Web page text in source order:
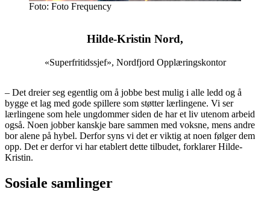
Foto: Foto Frequency
Hilde-Kristin Nord,
«Superfritidssjef», Nordfjord Opplæringskontor
– Det dreier seg egentlig om å jobbe best mulig i alle ledd og å
bygge et lag med gode spillere som støtter lærlingene. Vi ser
lærlingene som hele ungdommer siden de har et liv utenom arbeid
også. Noen jobber kanskje bare sammen med voksne, mens andre
bor alene på hybel. Derfor syns vi det er viktig at noen følger dem
opp. Det er derfor vi har etablert dette tilbudet, forklarer Hilde-
Kristin.
Sosiale samlinger